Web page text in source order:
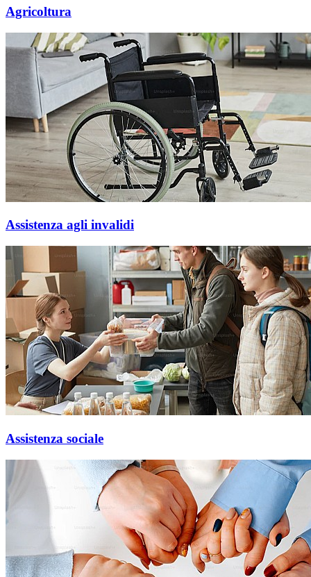
Agricoltura
Assistenza agli invalidi
Assistenza sociale